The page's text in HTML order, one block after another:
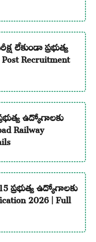
లేకుండా ప్రభుత్వ
Recruitment
ఉద్యోగాలకు
Railway
ప్రభుత్వ ఉద్యోగాలకు
2026 | Full